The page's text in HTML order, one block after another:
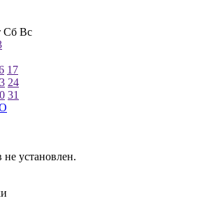
Сб Вс
17
24
31
установлен.